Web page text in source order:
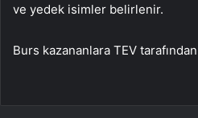
ve yedek isimler belirlenir.
Burs kazananlara TEV